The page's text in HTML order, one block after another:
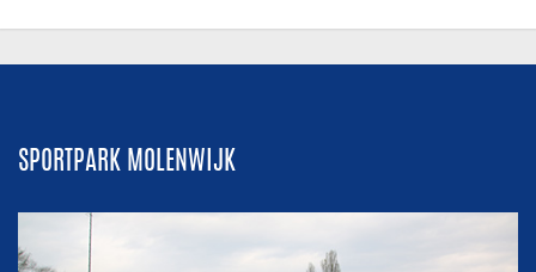
SPORTPARK MOLENWIJK